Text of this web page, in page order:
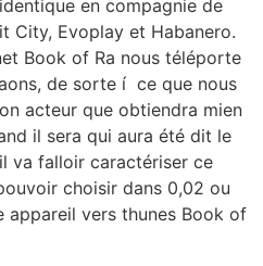
en compagnie de
City, Evoplay et Habanero.
Book of Ra nous téléporte
de sorte í ce que nous
acteur que obtiendra mien
il sera qui aura été dit le
va falloir caractériser ce
choisir dans 0,02 ou
appareil vers thunes Book of